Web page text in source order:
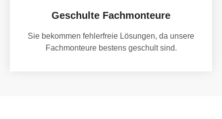
Geschulte Fachmonteure
Sie bekommen fehlerfreie Lösungen, da unsere
Fachmonteure bestens geschult sind.